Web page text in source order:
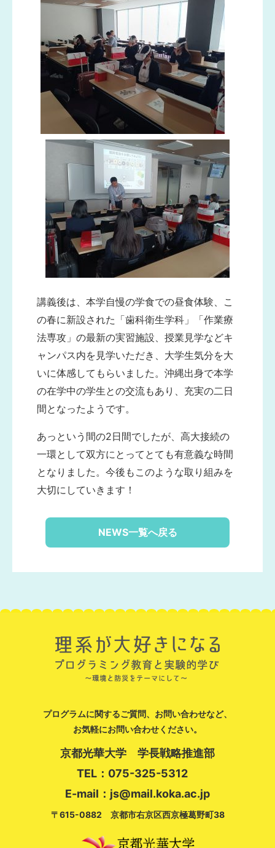
講義後は、本学自慢の学食での昼食体験、こ
の春に新設された「歯科衛生学科」「作業療
法専攻」の最新の実習施設、授業見学などキ
ャンパス内を見学いただき、大学生気分を大
いに体感してもらいました。沖縄出身で本学
の在学中の学生との交流もあり、充実の二日
間となったようです。
あっという間の2日間でしたが、高大接続の
一環として双方にとってとても有意義な時間
となりました。今後もこのような取り組みを
大切にしていきます！
NEWS一覧へ戻る
プログラムに関するご質問、お問い合わせなど、
お気軽にお問い合わせください。
京都光華大学 学長戦略推進部
TEL：075-325-5312
E-mail：js@mail.koka.ac.jp
〒615-0882 京都市右京区西京極葛野町38